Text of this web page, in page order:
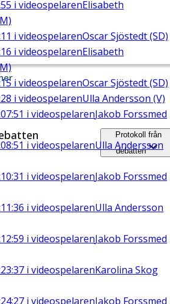
i videospelarenElisabeth
i videospelarenOscar Sjöstedt (SD)
i videospelarenElisabeth
i videospelarenOscar Sjöstedt (SD)
i videospelarenUlla Andersson (V)
i videospelarenJakob Forssmed
i videospelarenUlla Andersson
i videospelarenJakob Forssmed
i videospelarenUlla Andersson
i videospelarenJakob Forssmed
i videospelarenKarolina Skog
i videospelarenJakob Forssmed
Protokoll från
debatten